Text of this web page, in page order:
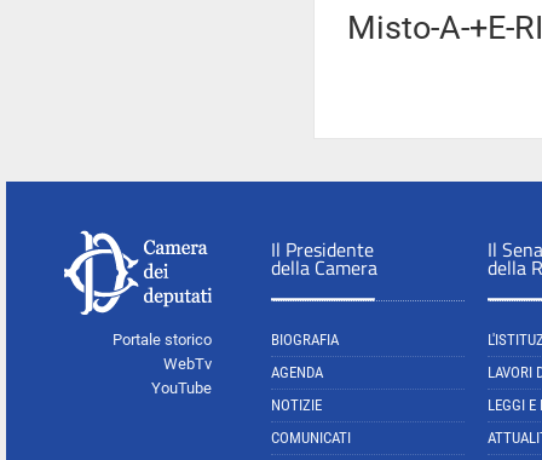
Misto-A-+E-
Portale storico
WebTv
YouTube
Il Presidente
della Camera
BIOGRAFIA
AGENDA
NOTIZIE
COMUNICATI
Il
della
LAVORI
LEGGI E